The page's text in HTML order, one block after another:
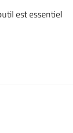
est essentiel